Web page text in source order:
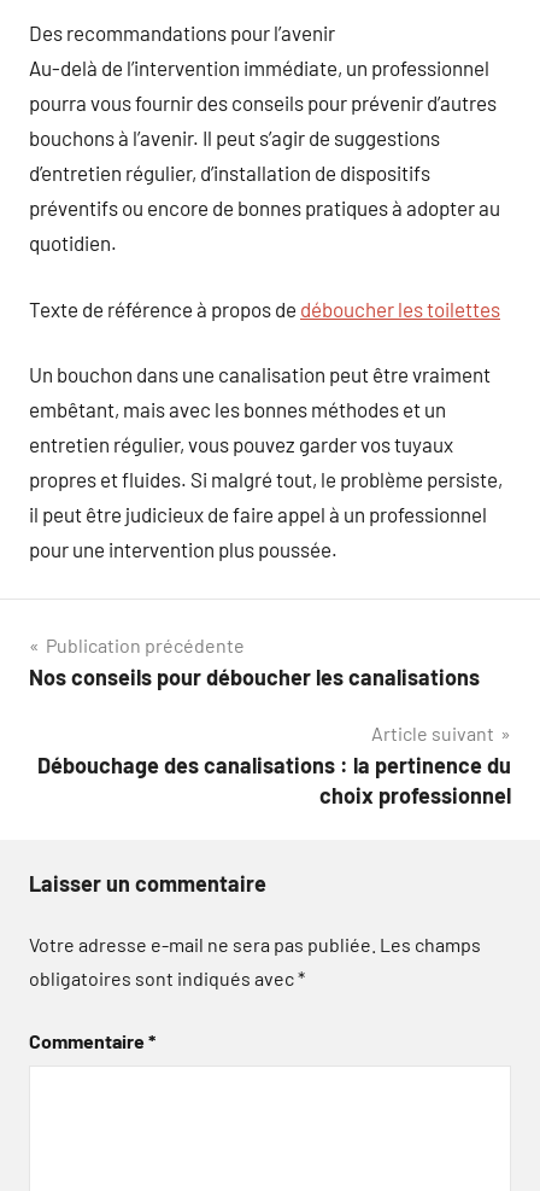
Des recommandations pour l’avenir
Au-delà de l’intervention immédiate, un professionnel
pourra vous fournir des conseils pour prévenir d’autres
bouchons à l’avenir. Il peut s’agir de suggestions
d’entretien régulier, d’installation de dispositifs
préventifs ou encore de bonnes pratiques à adopter au
quotidien.
Texte de référence à propos de déboucher les toilettes
Un bouchon dans une canalisation peut être vraiment
embêtant, mais avec les bonnes méthodes et un
entretien régulier, vous pouvez garder vos tuyaux
propres et fluides. Si malgré tout, le problème persiste,
il peut être judicieux de faire appel à un professionnel
pour une intervention plus poussée.
Navigation
de
Publication précédente
Nos conseils pour déboucher les canalisations
Article suivant
Débouchage des canalisations : la pertinence du
choix professionnel
Laisser un commentaire
Votre adresse e-mail ne sera pas publiée. Les champs
obligatoires sont indiqués avec*
Commentaire*